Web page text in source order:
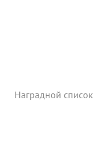
Наградной список